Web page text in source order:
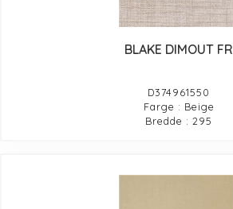
BLAKE DIMOUT FR
D374961550
Farge : Beige
Bredde : 295